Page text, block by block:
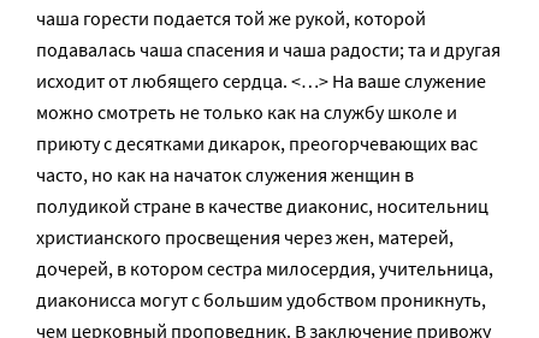
чаша горести подается той же рукой, которой
подавалась чаша спасения и чаша радости; та и другая
исходит от любящего сердца. <…> На ваше служение
можно смотреть не только как на службу школе и
приюту с десятками дикарок, преогорчевающих вас
часто, но как на начаток служения женщин в
полудикой стране в качестве диаконис, носительниц
христианского просвещения через жен, матерей,
дочерей, в котором сестра милосердия, учительница,
диаконисса могут с большим удобством проникнуть,
чем церковный проповедник. В заключение привожу